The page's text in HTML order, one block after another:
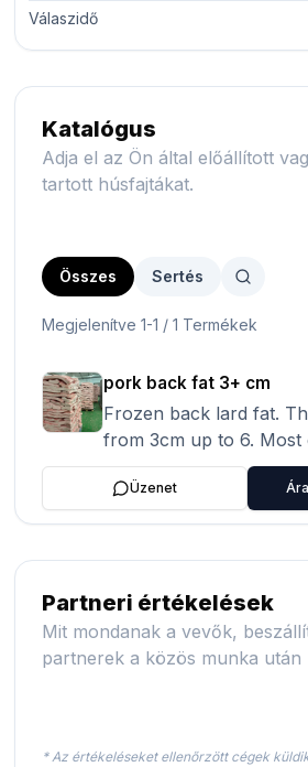
Katalógus
Adja el az Ön által előállított
tartott húsfajtákat.
Összes Sertés
Megjelenítve 1-1 / 1 Termékek
pork back fat 3+ cm
Frozen back lard fat.
from 3cm up to 6. Most
4cm
Üzenet
Válaszidő
Partneri értékelések
Mit mondanak a vevők,
partnerek a közös munka után
* Az értékeléseket ellenőrzött cégek